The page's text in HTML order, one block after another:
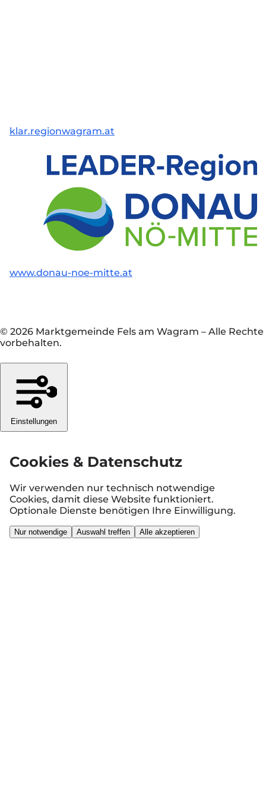
klar.regionwagram.at
www.donau-noe-mitte.at
© 2026 Marktgemeinde Fels am Wagram – Alle Rechte
vorbehalten.
Einstellungen
Cookies & Datenschutz
Wir verwenden nur technisch notwendige
Cookies, damit diese Website funktioniert.
Optionale Dienste benötigen Ihre Einwilligung.
Nur notwendige Auswahl treffen Alle akzeptieren